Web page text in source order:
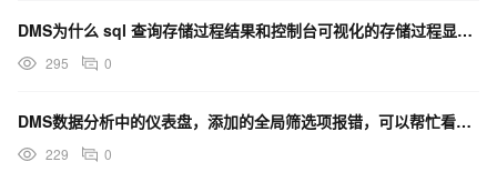
DMS为什么 sql 查询存储过程结果和控制台可视化的存储过程显式的不一样呢？
295 0
DMS数据分析中的仪表盘，添加的全局筛选项报错，可以帮忙看下吗？
229 0